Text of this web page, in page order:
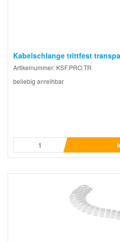
Kabelschlange trittfest
Artikelnummer: KSF.PRO.TR
beliebig anreihbar